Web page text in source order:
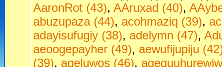
AaronRot (43), AAruxad (40),
abuzupaza (44), acohmaziq (39),
adayisufugiy (38), adelymn (47),
aeoogepayher (49), aewufijupiju
(39), ageluwos (46),